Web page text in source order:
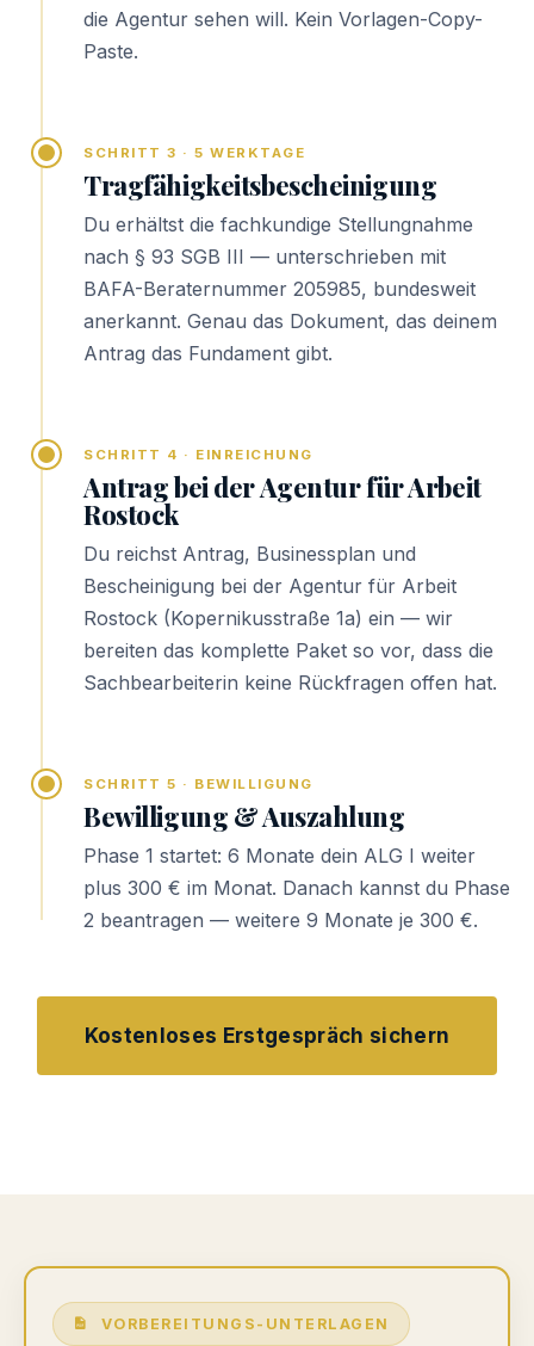
die Agentur sehen will. Kein Vorlagen-Copy-
Paste.
SCHRITT 3 · 5 WERKTAGE
Tragfähigkeitsbescheinigung
Du erhältst die fachkundige Stellungnahme
nach § 93 SGB III — unterschrieben mit
BAFA-Beraternummer 205985, bundesweit
anerkannt. Genau das Dokument, das deinem
Antrag das Fundament gibt.
SCHRITT 4 · EINREICHUNG
Antrag bei der Agentur für Arbeit
Rostock
Du reichst Antrag, Businessplan und
Bescheinigung bei der Agentur für Arbeit
Rostock (Kopernikusstraße 1a) ein — wir
bereiten das komplette Paket so vor, dass die
Sachbearbeiterin keine Rückfragen offen hat.
SCHRITT 5 · BEWILLIGUNG
Bewilligung & Auszahlung
Phase 1 startet: 6 Monate dein ALG I weiter
plus 300 € im Monat. Danach kannst du Phase
2 beantragen — weitere 9 Monate je 300 €.
Kostenloses Erstgespräch sichern
VORBEREITUNGS-UNTERLAGEN